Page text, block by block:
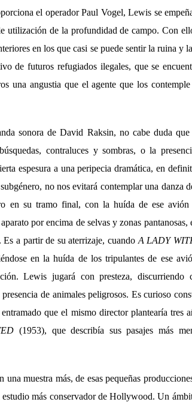
el operador Paul Vogel, Lewis se
utilización de la profundidad de campo. Con
en los que casi se puede sentir la ruina y
de futuros refugiados ilegales, que se
una angustia que el agente que los
sonora de David Raksin, no cabe duda que
contraluces y sombras, o la
espesura a una peripecia dramática, en
no nos evitará contemplar una danza
en su tramo final, con la huída de ese
por encima de selvas y zonas
a partir de su aterrizaje, cuando A LADY
en la huída de los tripulantes de ese
Lewis jugará con presteza,
de animales peligrosos. Es curioso
que el mismo director plantearía tres
(1953), que describía sus pasajes más
muestra más, de esas pequeñas
más conservador de Hollywood. Un